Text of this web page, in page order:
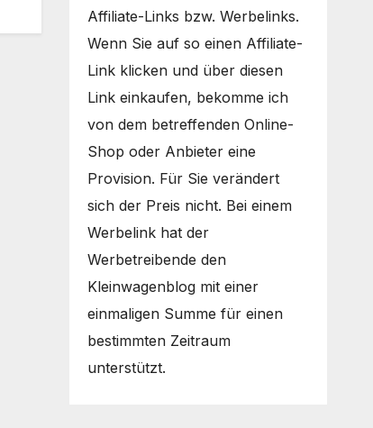
Affiliate-Links bzw. Werbelinks.
Wenn Sie auf so einen Affiliate-
Link klicken und über diesen
Link einkaufen, bekomme ich
von dem betreffenden Online-
Shop oder Anbieter eine
Provision. Für Sie verändert
sich der Preis nicht. Bei einem
Werbelink hat der
Werbetreibende den
Kleinwagenblog mit einer
einmaligen Summe für einen
bestimmten Zeitraum
unterstützt.